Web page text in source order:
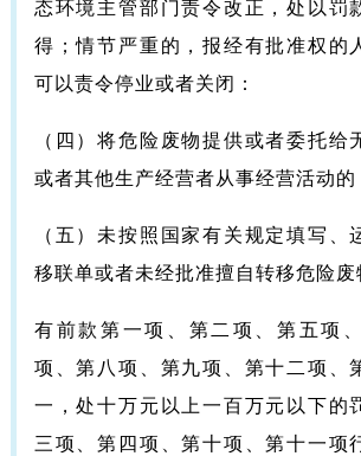
态环境主管部门责令改正，处以罚
得；情节严重的，报经有批准权的
可以责令停业或者关闭：
（四）将危险废物提供或者委托给
或者其他生产经营者从事经营活动的
（五）未按照国家有关规定填写、
移联单或者未经批准擅自转移危险废
有前款第一项、第二项、第五项
项、第八项、第九项、第十二项、
一，处十万元以上一百万元以下的
三项、第四项、第十项、第十一项